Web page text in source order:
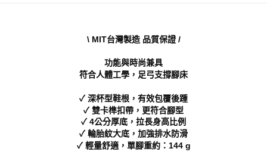
１．透過由恩沛科技股份有限公司提供之「AFTEE先享後付」服務完成之交
易，需依本服務之必要範圍內提供個人資料，並將交易相關給付款項請求債
權轉讓予恩沛科技股份有限公司。
２．關於個人資料處理事宜，請瀏覽以下網址：
https://aftee.tw/terms/#terms3
３．未成年的使用者請事先徵得法定代理人或監護人之同意方可使用
「AFTEE先享後付」，若未經同意申辦者引起之損失，本公司不負相關責
４．使用「AFTEE先享後付」時，將依據個別帳號之用戶狀況，依本公司即
每筆NT$90，滿NT$999(含以上)免運費
\ MIT台灣製造 品質保證 /
功能與時尚兼具
符合人體工學，足弓支撐腳床
✓ 深杯型鞋根，有效包覆後踵
✓ 雙卡榫扣帶，更符合腳型
✓ 4公分厚底，拉長身高比例
✓ 輪胎紋大底，加強排水防滑
✓ 輕量舒適，單腳重約：144 g